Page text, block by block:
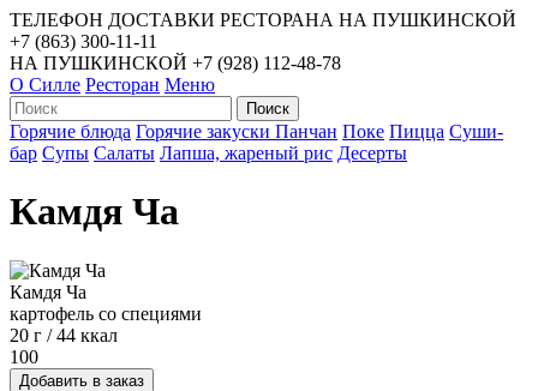
ТЕЛЕФОН ДОСТАВКИ РЕСТОРАНА НА ПУШКИНСКОЙ
+7 (863) 300-11-11
НА ПУШКИНСКОЙ +7 (928) 112-48-78
О Силле Ресторан Меню
Горячие блюда Горячие закуски Панчан Поке Пицца Суши-
бар Супы Салаты Лапша, жареный рис Десерты
Камдя Ча
Камдя Ча
картофель со специями
20 г / 44 ккал
100